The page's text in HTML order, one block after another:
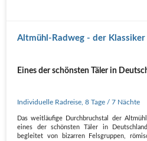
Altmühl-Radweg - der Klassiker
Eines der schönsten Täler in
Individuelle Radreise ,8 Tage / 7 Nächte
Das weitläufige Durchbruchstal der
eines der schönsten Täler in
begleitet von bizarren Felsgruppen,